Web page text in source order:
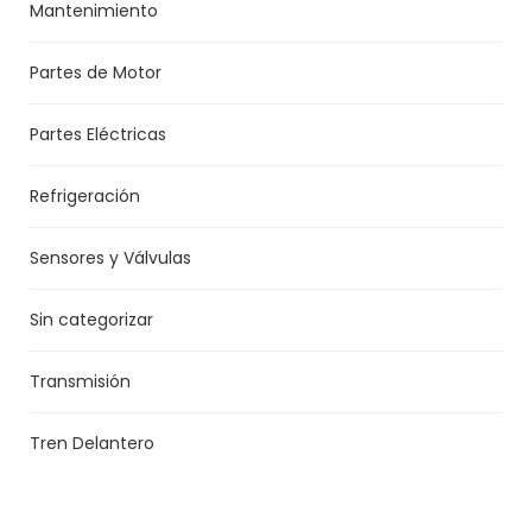
Mantenimiento
Partes de Motor
Partes Eléctricas
Refrigeración
Sensores y Válvulas
Sin categorizar
Transmisión
Tren Delantero